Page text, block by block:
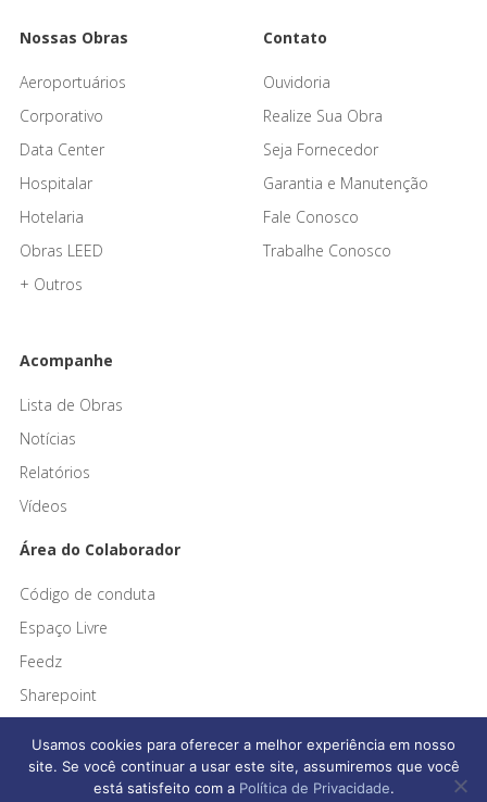
Nossas Obras
Aeroportuários
Corporativo
Data Center
Hospitalar
Hotelaria
Obras LEED
+ Outros
Contato
Ouvidoria
Realize Sua Obra
Seja Fornecedor
Garantia e Manutenção
Fale Conosco
Trabalhe Conosco
Acompanhe
Lista de Obras
Notícias
Relatórios
Vídeos
Área do Colaborador
Código de conduta
Espaço Livre
Feedz
Sharepoint
Usamos cookies para oferecer a melhor experiência em nosso
site. Se você continuar a usar este site, assumiremos que você
está satisfeito com a Política de Privacidade.